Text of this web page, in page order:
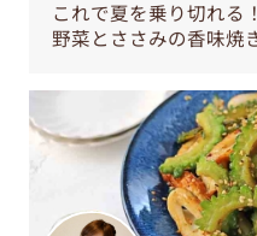
これで夏を乗り切れる
野菜とささみの香味焼